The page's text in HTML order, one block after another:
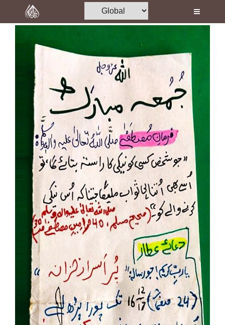
Home
Madani Channel
Volunteer Portal
Rohani Ilaj
Donation
Magazine
Departments
Our Websites